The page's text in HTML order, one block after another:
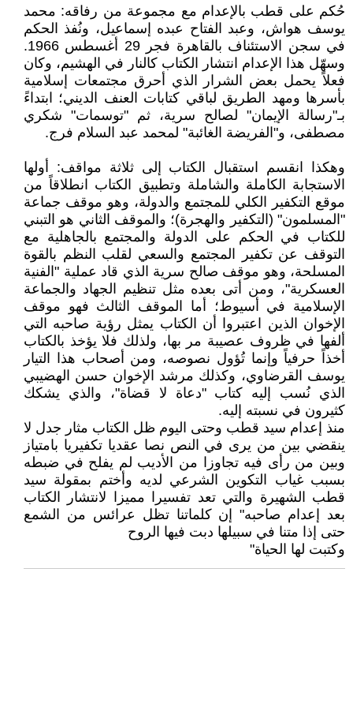
حُكم على قطب بالإعدام مع مجموعة من رفاقه: محمد
يوسف هواش، وعبد الفتاح عبده إسماعيل، ونُفذ الحكم
في سجن الاستئناف بالقاهرة فجر 29 أغسطس 1966.
وسهّل هذا الإعدام انتشار الكتاب كالنار في الهشيم، وكان
فعلاً يحمل بعض الشرار الذي أحرق مجتمعات إسلامية
بأسرها ومهد الطريق لباقي كتابات العنف الديني؛ ابتداءً
بـ"رسالة الإيمان" لصالح سرية، ثم "توسمات" شكري
مصطفى، و"الفريضة الغائبة" لمحمد عبد السلام فرج.
وهكذا انقسم استقبال الكتاب إلى ثلاثة مواقف: أولها
الاستجابة الكاملة والشاملة وتطبيق الكتاب انطلاقاً من
موقع التكفير الكلي للمجتمع والدولة، وهو موقف جماعة
"المسلمون" (التكفير والهجرة)؛ والموقف الثاني هو التبني
للكتاب في الحكم على الدولة والمجتمع بالجاهلية مع
التوقف عن تكفير المجتمع والسعي لقلب النظم بالقوة
المسلحة، وهو موقف صالح سرية الذي قاد عملية "الفنية
العسكرية"، ومن أتى بعده مثل تنظيم الجهاد والجماعة
الإسلامية في أسيوط؛ أما الموقف الثالث فهو موقف
الإخوان الذين اعتبروا أن الكتاب يمثل رؤية صاحبه التي
ألفها في ظروف عصيبة مر بها، ولذلك فلا يؤخذ بالكتاب
أخذاً حرفياً وإنما تُؤول نصوصه، ومن أصحاب هذا التيار
يوسف القرضاوي، وكذلك مرشد الإخوان حسن الهضيبي
الذي نُسب إليه كتاب "دعاة لا قضاة"، والذي يشكك
كثيرون في نسبته إليه.
منذ إعدام سيد قطب وحتى اليوم ظل الكتاب مثار جدل لا
ينقضي بين من يرى في النص نصا عقديا تكفيريا بامتياز
وبين من رأى فيه تجاوزا من الأديب لم يفلح في ضبطه
بسبب غياب التكوين الشرعي لديه وأختم بمقولة سيد
قطب الشهيرة والتي تعد تفسيرا مميزا لانتشار الكتاب
بعد إعدام صاحبه" إن كلماتنا تظل عرائس من الشمع
حتى إذا متنا في سبيلها دبت فيها الروح
وكتبت لها الحياة"